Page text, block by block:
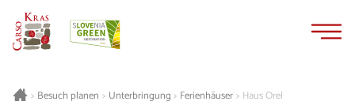
> Besuch planen > Unterbringung > Ferienhäuser> Haus Orel